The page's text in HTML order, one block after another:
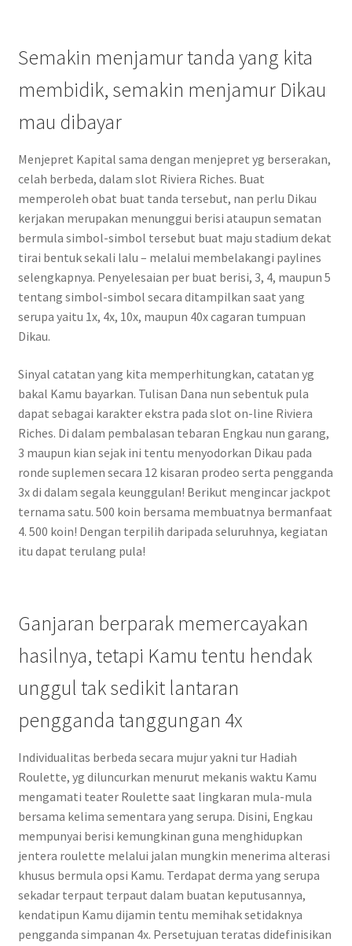
Semakin menjamur tanda yang kita
membidik, semakin menjamur Dikau
mau dibayar
Menjepret Kapital sama dengan menjepret yg berserakan,
celah berbeda, dalam slot Riviera Riches. Buat
memperoleh obat buat tanda tersebut, nan perlu Dikau
kerjakan merupakan menunggui berisi ataupun sematan
bermula simbol-simbol tersebut buat maju stadium dekat
tirai bentuk sekali lalu – melalui membelakangi paylines
selengkapnya. Penyelesaian per buat berisi, 3, 4, maupun 5
tentang simbol-simbol secara ditampilkan saat yang
serupa yaitu 1x, 4x, 10x, maupun 40x cagaran tumpuan
Dikau.
Sinyal catatan yang kita memperhitungkan, catatan yg
bakal Kamu bayarkan. Tulisan Dana nun sebentuk pula
dapat sebagai karakter ekstra pada slot on-line Riviera
Riches. Di dalam pembalasan tebaran Engkau nun garang,
3 maupun kian sejak ini tentu menyodorkan Dikau pada
ronde suplemen secara 12 kisaran prodeo serta pengganda
3x di dalam segala keunggulan! Berikut mengincar jackpot
ternama satu. 500 koin bersama membuatnya bermanfaat
4. 500 koin! Dengan terpilih daripada seluruhnya, kegiatan
itu dapat terulang pula!
Ganjaran berparak memercayakan
hasilnya, tetapi Kamu tentu hendak
unggul tak sedikit lantaran
pengganda tanggungan 4x
Individualitas berbeda secara mujur yakni tur Hadiah
Roulette, yg diluncurkan menurut mekanis waktu Kamu
mengamati teater Roulette saat lingkaran mula-mula
bersama kelima sementara yang serupa. Disini, Engkau
mempunyai berisi kemungkinan guna menghidupkan
jentera roulette melalui jalan mungkin menerima alterasi
khusus bermula opsi Kamu. Terdapat derma yang serupa
sekadar terpaut terpaut dalam buatan keputusannya,
kendatipun Kamu dijamin tentu memihak setidaknya
pengganda simpanan 4x. Persetujuan teratas didefinisikan